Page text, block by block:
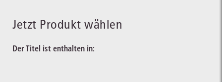
Jetzt Produkt wählen
Der Titel ist enthalten in: